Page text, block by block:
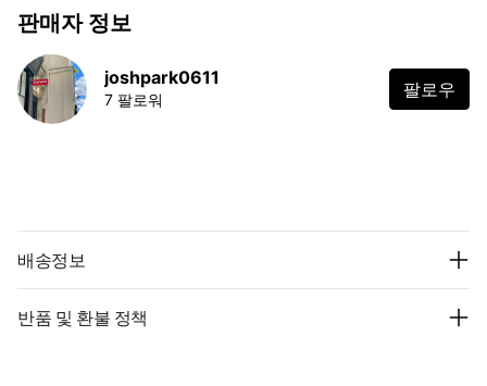
판매자 정보
joshpark0611
7 팔로워 팔로우
배송정보
반품 및 환불 정책